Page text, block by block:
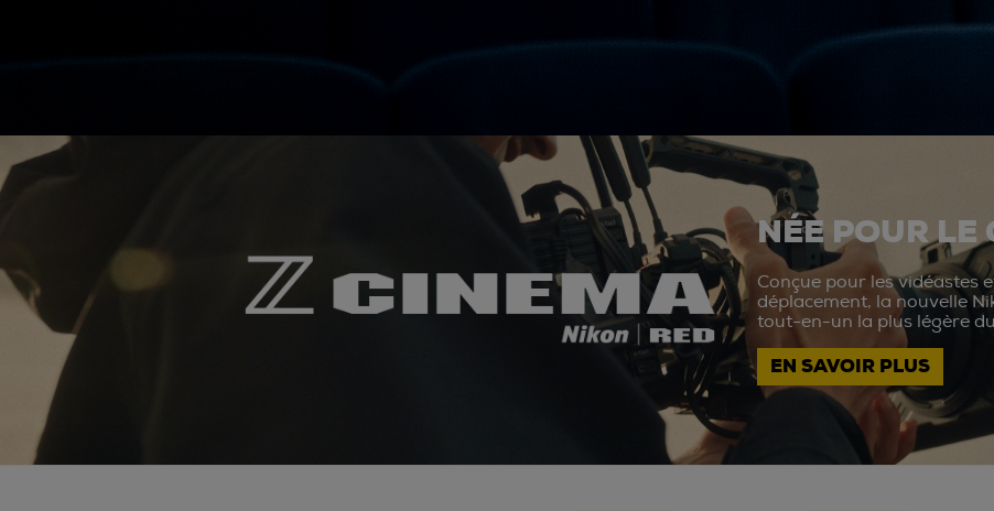
NÉE POUR LE
Conçue pour les vidéastes
déplacement, la nouvelle
tout-en-un la plus légère
EN SAVOIR PLUS